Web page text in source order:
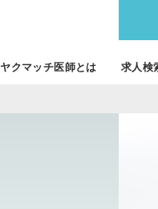
ヤクマッチ医師とは 求人検